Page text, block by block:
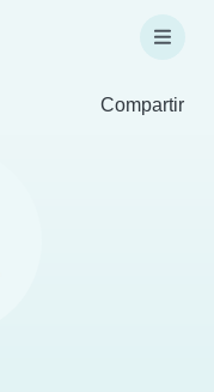
Compartir